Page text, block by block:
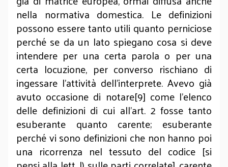
nella normativa domestica. Le definizioni
possono essere tanto utili quanto perniciose
perché se da un lato spiegano cosa si deve
intendere per una certa parola o per una
certa locuzione, per converso rischiano di
ingessare l’attività dell’interprete. Avevo già
avuto occasione di notare[9] come l’elenco
delle definizioni di cui all’art. 2 fosse tanto
esuberante quanto carente; esuberante
perché vi sono definizioni che non hanno poi
una ricorrenza nel tessuto del codice [si